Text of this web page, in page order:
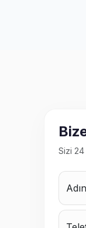
Sizi 24